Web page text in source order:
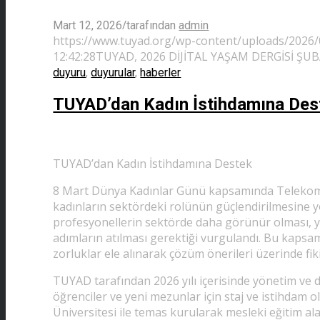
Instagram
Mart 12, 2026/tarafındanadmin
https://www.tuyad.org/wp-content/uploads/
12:42:28TUYAD, 2026 DİJİTAL YAŞAM DERGİSİ
duyuru,duyurular, haberler
TUYAD’dan Kadın İstihdamına
TUYAD’dan Kadın İstihdamına Destek
8 Mart Dünya Kadınlar Günü kapsamında
kadınların sektördeki rolünün güçlendirilmesine
profesyonellerin sektörde daha görünür olması,
adımların atılması gerektiği vurgulandı. Bu
zorluklar ele alınarak çözüm önerileri üzerinde
TUYAD tarafından 2026 yılı içerisinde yönetim
öğrenciler ve yeni mezunlar için staj ve istihdam
Üniversitesi ile temas kurularak mesleki eğitim